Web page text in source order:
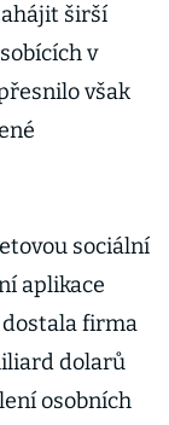
širší
v
však
sociální
aplikace
firma
dolarů
osobních